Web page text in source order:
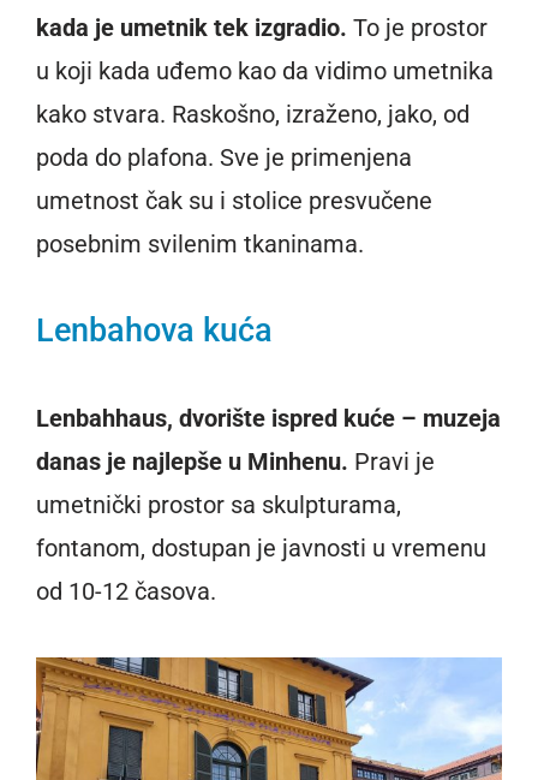
kada je umetnik tek izgradio. To je prostor
u koji kada uđemo kao da vidimo umetnika
kako stvara. Raskošno, izraženo, jako, od
poda do plafona. Sve je primenjena
umetnost čak su i stolice presvučene
posebnim svilenim tkaninama.
Lenbahova kuća
Lenbahhaus, dvorište ispred kuće – muzeja
danas je najlepše u Minhenu. Pravi je
umetnički prostor sa skulpturama,
fontanom, dostupan je javnosti u vremenu
od 10-12 časova.